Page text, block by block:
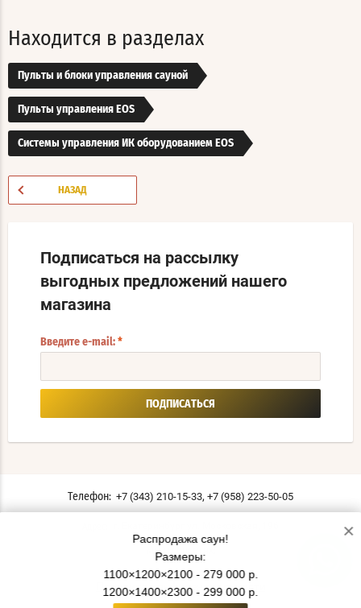
Находится в разделах
Пульты и блоки управления сауной
Пульты управления EOS
Системы управления ИК оборудованием EOS
НАЗАД
Подписаться на рассылку
выгодных предложений нашего
магазина
Введите e-mail: *
ПОДПИСАТЬСЯ
Телефон: +7 (343) 210-15-33, +7 (958) 223-50-05
Мы в соцсетях:
Политика конфиденциальности
© 2019 - 2026 СаунаТэкс
Распродажа саун!
Размеры:
1100×1200×2100 - 279 000 р.
1200×1400×2300 - 299 000 р.
×